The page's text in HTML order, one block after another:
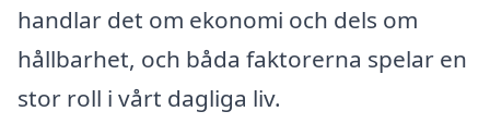
handlar det om ekonomi och dels om
hållbarhet, och båda faktorerna spelar en
stor roll i vårt dagliga liv.